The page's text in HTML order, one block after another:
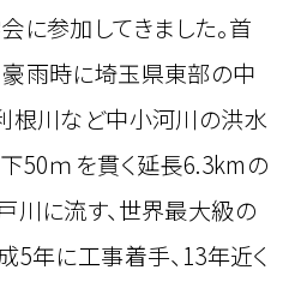
に参加してきました。首
雨時に埼玉県東部の中
根川など中小河川の洪水
50ｍを貫く延長6.3kmの
川に流す、世界最大級の
5年に工事着手、13年近く